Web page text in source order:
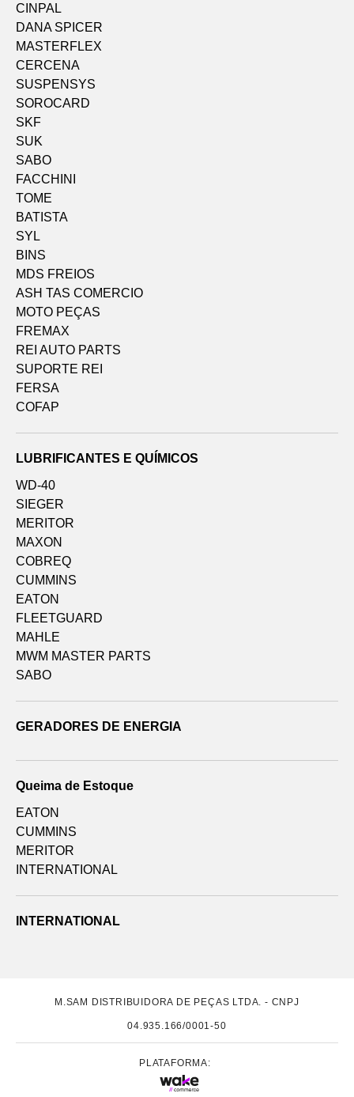
CINPAL
DANA SPICER
MASTERFLEX
CERCENA
SUSPENSYS
SOROCARD
SKF
SUK
SABO
FACCHINI
TOME
BATISTA
SYL
BINS
MDS FREIOS
ASH TAS COMERCIO
MOTO PEÇAS
FREMAX
REI AUTO PARTS
SUPORTE REI
FERSA
COFAP
LUBRIFICANTES E QUÍMICOS
WD-40
SIEGER
MERITOR
MAXON
COBREQ
CUMMINS
EATON
FLEETGUARD
MAHLE
MWM MASTER PARTS
SABO
GERADORES DE ENERGIA
Queima de Estoque
EATON
CUMMINS
MERITOR
INTERNATIONAL
INTERNATIONAL
M.SAM DISTRIBUIDORA DE PEÇAS LTDA. - CNPJ
04.935.166/0001-50
PLATAFORMA: